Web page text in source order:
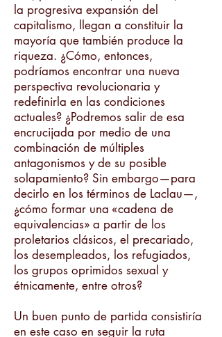
la progresiva expansión del
capitalismo, llegan a constituir la
mayoría que también produce la
riqueza. ¿Cómo, entonces,
podríamos encontrar una nueva
perspectiva revolucionaria y
redefinirla en las condiciones
actuales? ¿Podremos salir de esa
encrucijada por medio de una
combinación de múltiples
antagonismos y de su posible
solapamiento? Sin embargo—para
decirlo en los términos de Laclau—,
¿cómo formar una «cadena de
equivalencias» a partir de los
proletarios clásicos, el precariado,
los desempleados, los refugiados,
los grupos oprimidos sexual y
étnicamente, entre otros?
Un buen punto de partida consistiría
en este caso en seguir la ruta